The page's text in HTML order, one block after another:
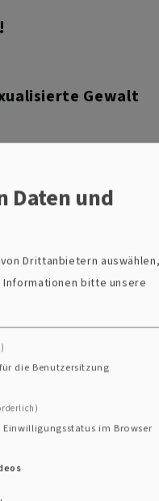
Gewalt
von Kindern,
Belästigung und
– leider auch in der
ist das unvereinbar. Es
Mensch die gleiche
Alter, welche
psychische
Daten und
Drittanbietern
bitte unsere
die Benutzersitzung
im Browser